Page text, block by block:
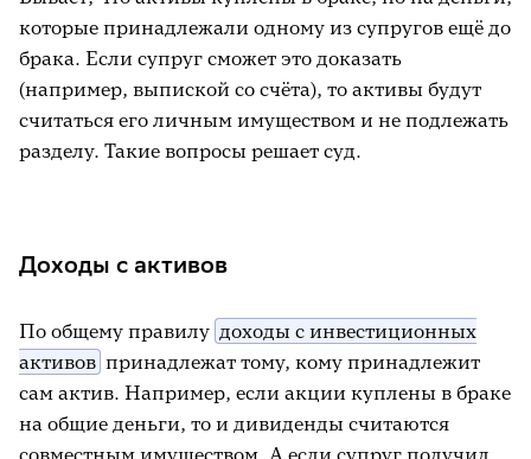
которые принадлежали одному из супругов ещё до
брака. Если супруг сможет это доказать
(например, выпиской со счёта), то активы будут
считаться его личным имуществом и не подлежать
разделу. Такие вопросы решает суд.
Доходы с активов
По общему правилу доходы с инвестиционных
активов принадлежат тому, кому принадлежит
сам актив. Например, если акции куплены в браке
на общие деньги, то и дивиденды считаются
совместным имуществом. А если супруг получил